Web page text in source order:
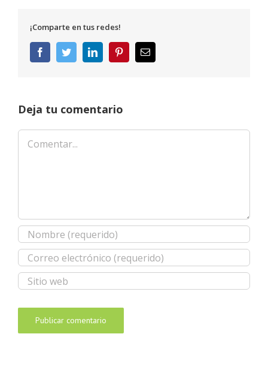
¡Comparte en tus redes!
FacebookTwitterLinkedInPinterestCorreo
electrónico
Deja tu comentario
Comentar